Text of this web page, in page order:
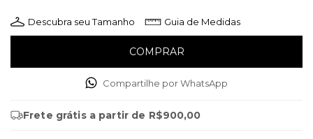
Descubra seu Tamanho Guia de Medidas
Compartilhe por WhatsApp
Frete grátis a partir de R$900,00